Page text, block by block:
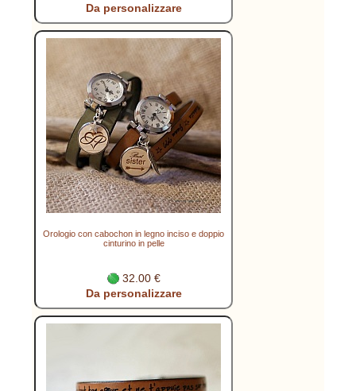
Da personalizzare
Orologio con cabochon in legno inciso e doppio
cinturino in pelle
32.00 €
Da personalizzare